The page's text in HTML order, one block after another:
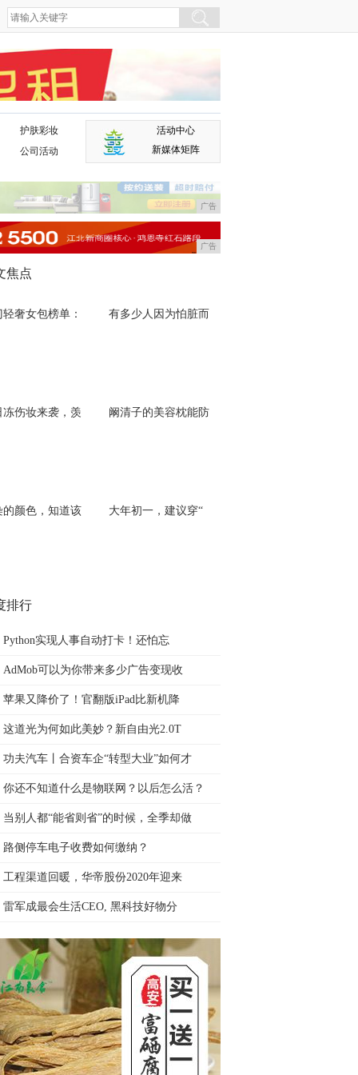
护肤彩妆
公司活动
活动中心
新媒体矩阵
广告
广告
焦点
轻奢女包榜单： 有多少人因为怕脏而
冻伤妆来袭，羡 阚清子的美容枕能防
的颜色，知道该 大年初一，建议穿“
排行
Python实现人事自动打卡！还怕忘
AdMob可以为你带来多少广告变现收
苹果又降价了！官翻版iPad比新机降
这道光为何如此美妙？新自由光2.0T
功夫汽车丨合资车企“转型大业”如何才
你还不知道什么是物联网？以后怎么活？
当别人都“能省则省”的时候，全季却做
路侧停车电子收费如何缴纳？
工程渠道回暖，华帝股份2020年迎来
雷军成最会生活CEO, 黑科技好物分